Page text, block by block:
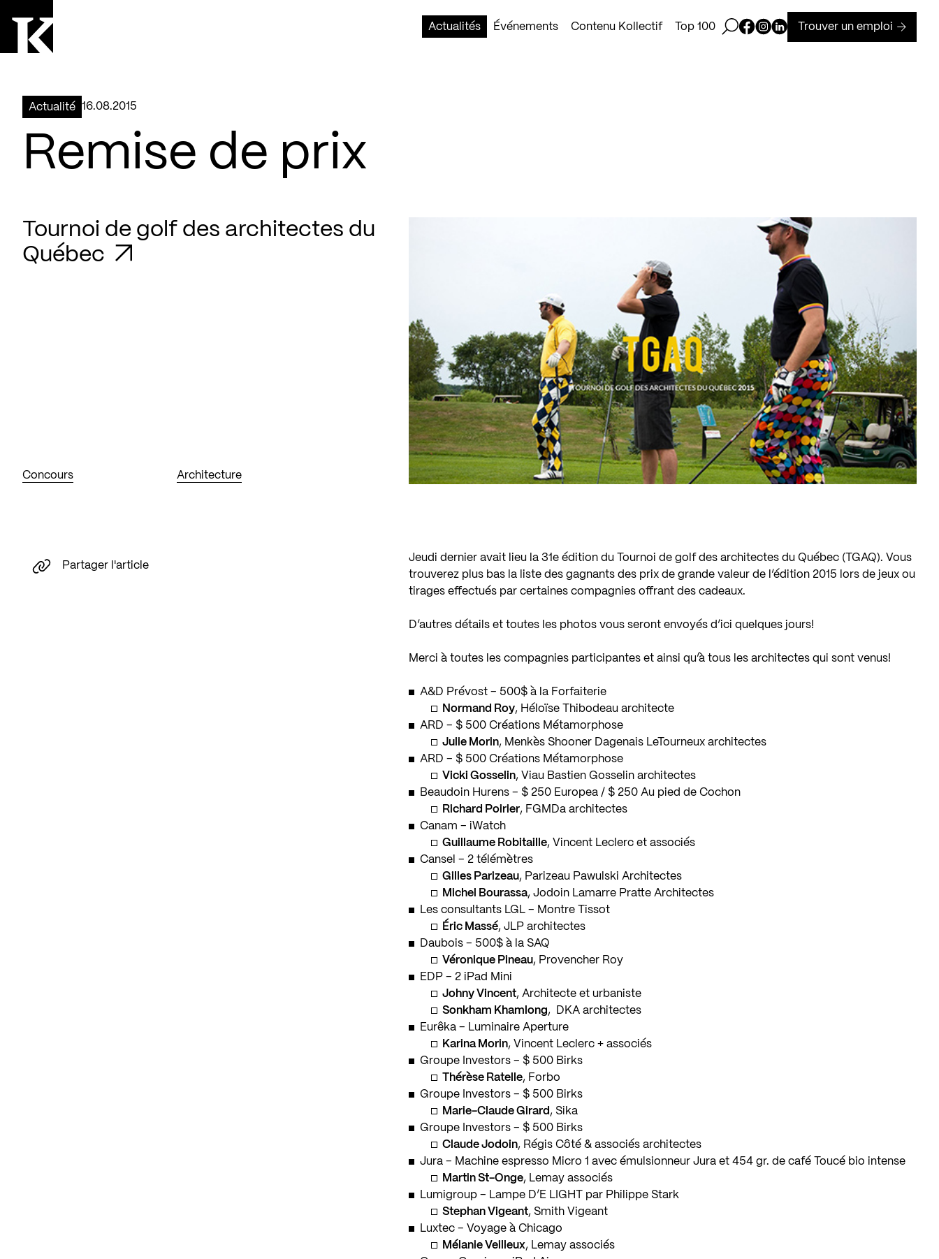
Actualités
Événements Contenu Kollectif Top 100 Ouvrir la barre de recherche
Page Facebook de Kollectif
Page Instagram de Kollectif
Page Linkedin de Kollectif
Trouver un emploi
Actualité 16.08.2015
Remise de prix
Tournoi de golf des architectes du
Québec
Concours Architecture
Jeudi dernier avait lieu la 31e édition du Tournoi de golf des architectes du Québec (TGAQ). Vous
trouverez plus bas la liste des gagnants des prix de grande valeur de l’édition 2015 lors de jeux ou
tirages effectués par certaines compagnies offrant des cadeaux.
D’autres détails et toutes les photos vous seront envoyés d’ici quelques jours!
Merci à toutes les compagnies participantes et ainsi qu’à tous les architectes qui sont venus!
A&D Prévost – 500$ à la Forfaiterie
Normand Roy, Héloïse Thibodeau architecte
ARD – $ 500 Créations Métamorphose
Julie Morin, Menkès Shooner Dagenais LeTourneux architectes
ARD – $ 500 Créations Métamorphose
Vicki Gosselin, Viau Bastien Gosselin architectes
Beaudoin Hurens – $ 250 Europea / $ 250 Au pied de Cochon
Richard Poirier, FGMDa architectes
Canam – iWatch
Guillaume Robitaille, Vincent Leclerc et associés
Cansel – 2 télémètres
Gilles Parizeau, Parizeau Pawulski Architectes
Michel Bourassa, Jodoin Lamarre Pratte Architectes
Les consultants LGL – Montre Tissot
Éric Massé, JLP architectes
Daubois – 500$ à la SAQ
Véronique Pineau, Provencher Roy
EDP – 2 iPad Mini
Johny Vincent, Architecte et urbaniste
Sonkham Khamlong, DKA architectes
Eurêka – Luminaire Aperture
Karina Morin, Vincent Leclerc + associés
Groupe Investors – $ 500 Birks
Thérèse Ratelle, Forbo
Groupe Investors – $ 500 Birks
Marie-Claude Girard , Sika
Groupe Investors – $ 500 Birks
Claude Jodoin, Régis Côté & associés architectes
Jura – Machine espresso Micro 1 avec émulsionneur Jura et 454 gr. de café Toucé bio intense
Martin St-Onge, Lemay associés
Lumigroup – Lampe D’E LIGHT par Philippe Stark
Stephan Vigeant, Smith Vigeant
Luxtec – Voyage à Chicago
Mélanie Veilleux, Lemay associés
Partager l'article